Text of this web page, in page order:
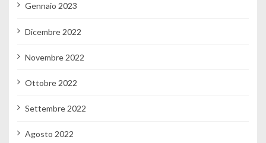
Gennaio 2023
Dicembre 2022
Novembre 2022
Ottobre 2022
Settembre 2022
Agosto 2022